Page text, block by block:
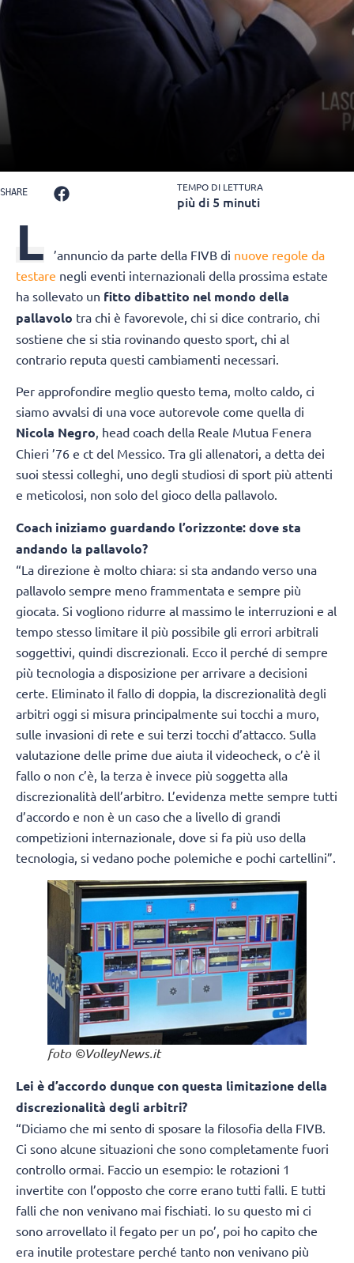
SHARE TEMPO DI LETTURA
più di 5 minuti
L ’annuncio da parte della FIVB di nuove regole da
testare negli eventi internazionali della prossima estate
ha sollevato un fitto dibattito nel mondo della
pallavolo tra chi è favorevole, chi si dice contrario, chi
sostiene che si stia rovinando questo sport, chi al
contrario reputa questi cambiamenti necessari.
Per approfondire meglio questo tema, molto caldo, ci
siamo avvalsi di una voce autorevole come quella di
Nicola Negro, head coach della Reale Mutua Fenera
Chieri ’76 e ct del Messico. Tra gli allenatori, a detta dei
suoi stessi colleghi, uno degli studiosi di sport più attenti
e meticolosi, non solo del gioco della pallavolo.
Coach iniziamo guardando l’orizzonte: dove sta
andando la pallavolo?
“La direzione è molto chiara: si sta andando verso una
pallavolo sempre meno frammentata e sempre più
giocata. Si vogliono ridurre al massimo le interruzioni e al
tempo stesso limitare il più possibile gli errori arbitrali
soggettivi, quindi discrezionali. Ecco il perché di sempre
più tecnologia a disposizione per arrivare a decisioni
certe. Eliminato il fallo di doppia, la discrezionalità degli
arbitri oggi si misura principalmente sui tocchi a muro,
sulle invasioni di rete e sui terzi tocchi d’attacco. Sulla
valutazione delle prime due aiuta il videocheck, o c’è il
fallo o non c’è, la terza è invece più soggetta alla
discrezionalità dell’arbitro. L’evidenza mette sempre tutti
d’accordo e non è un caso che a livello di grandi
competizioni internazionale, dove si fa più uso della
tecnologia, si vedano poche polemiche e pochi cartellini”.
foto ©VolleyNews.it
Lei è d’accordo dunque con questa limitazione della
discrezionalità degli arbitri?
“Diciamo che mi sento di sposare la filosofia della FIVB.
Ci sono alcune situazioni che sono completamente fuori
controllo ormai. Faccio un esempio: le rotazioni 1
invertite con l’opposto che corre erano tutti falli. E tutti
falli che non venivano mai fischiati. Io su questo mi ci
sono arrovellato il fegato per un po’, poi ho capito che
era inutile protestare perché tanto non venivano più